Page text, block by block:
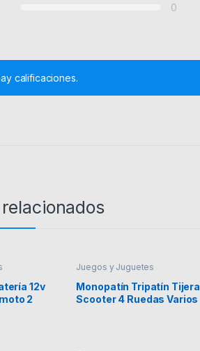
0
calificaciones.
12v
2
Juegos y Juguetes
Monopatín Tripatín Tijera
Scooter 4 Ruedas Varios